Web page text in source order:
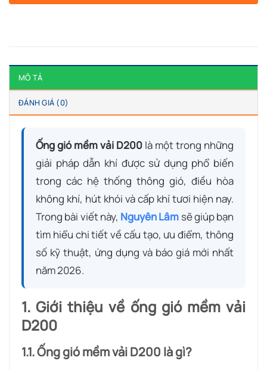
MÔ TẢ
ĐÁNH GIÁ (0)
Ống gió mềm vải D200 là một trong những
giải pháp dẫn khí được sử dụng phổ biến
trong các hệ thống thông gió, điều hòa
không khí, hút khói và cấp khí tươi hiện nay.
Trong bài viết này, Nguyên Lâm sẽ giúp bạn
tìm hiểu chi tiết về cấu tạo, ưu điểm, thông
số kỹ thuật, ứng dụng và báo giá mới nhất
năm 2026.
1. Giới thiệu về ống gió mềm vải
D200
1.1. Ống gió mềm vải D200 là gì?